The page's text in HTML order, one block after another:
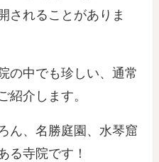
されることがありま
の中でも珍しい、通常
紹介します。
ん、名勝庭園、水琴窟
る寺院です！